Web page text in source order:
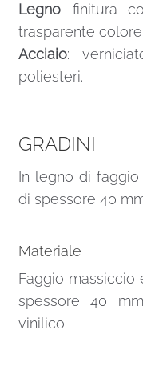
Legno: finitura
trasparente
Acciaio:
poliesteri.
GRADINI
In legno di
di spessore 40
Materiale
Faggio
spessore 40
vinilico.